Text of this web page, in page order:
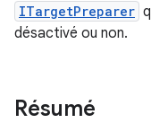
ITargetPreparer
désactivé ou non.
Résumé